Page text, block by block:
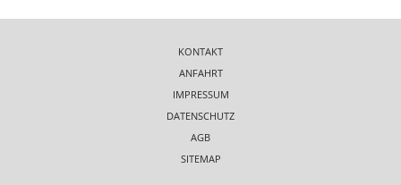
KONTAKT
ANFAHRT
IMPRESSUM
DATENSCHUTZ
AGB
SITEMAP